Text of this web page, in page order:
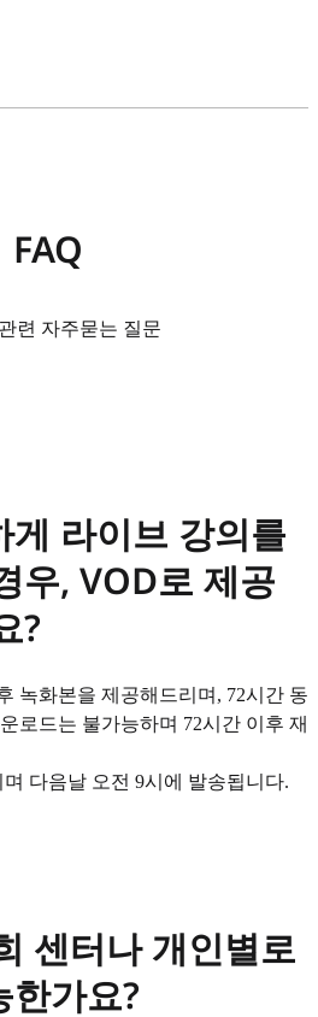
FAQ
련 자주묻는 질문
게 라이브 강의를
우, VOD로 제공
?
녹화본을 제공해드리며, 72시간 동
로드는 불가능하며 72시간 이후 재
다음날 오전 9시에 발송됩니다.
센터나 개인별로
한가요?